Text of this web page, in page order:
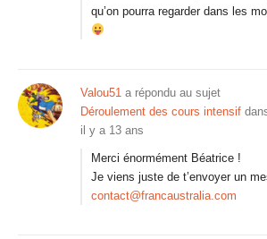
qu’on pourra regarder dans les
Valou51 a répondu au sujet
Déroulement des cours intensif
il y a 13 ans
Merci énormément Béatrice !
Je viens juste de t’envoyer un
contact@francaustralia.com